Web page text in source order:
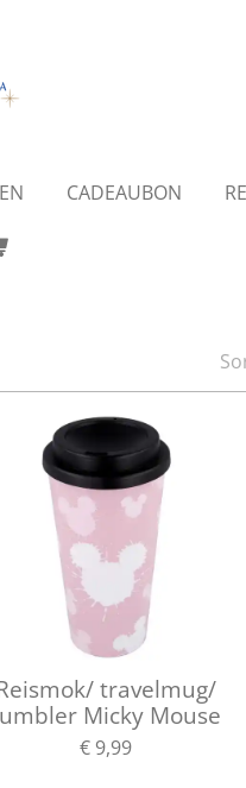
CADEAUBON
travelmug/
Micky Mouse
€ 9,99